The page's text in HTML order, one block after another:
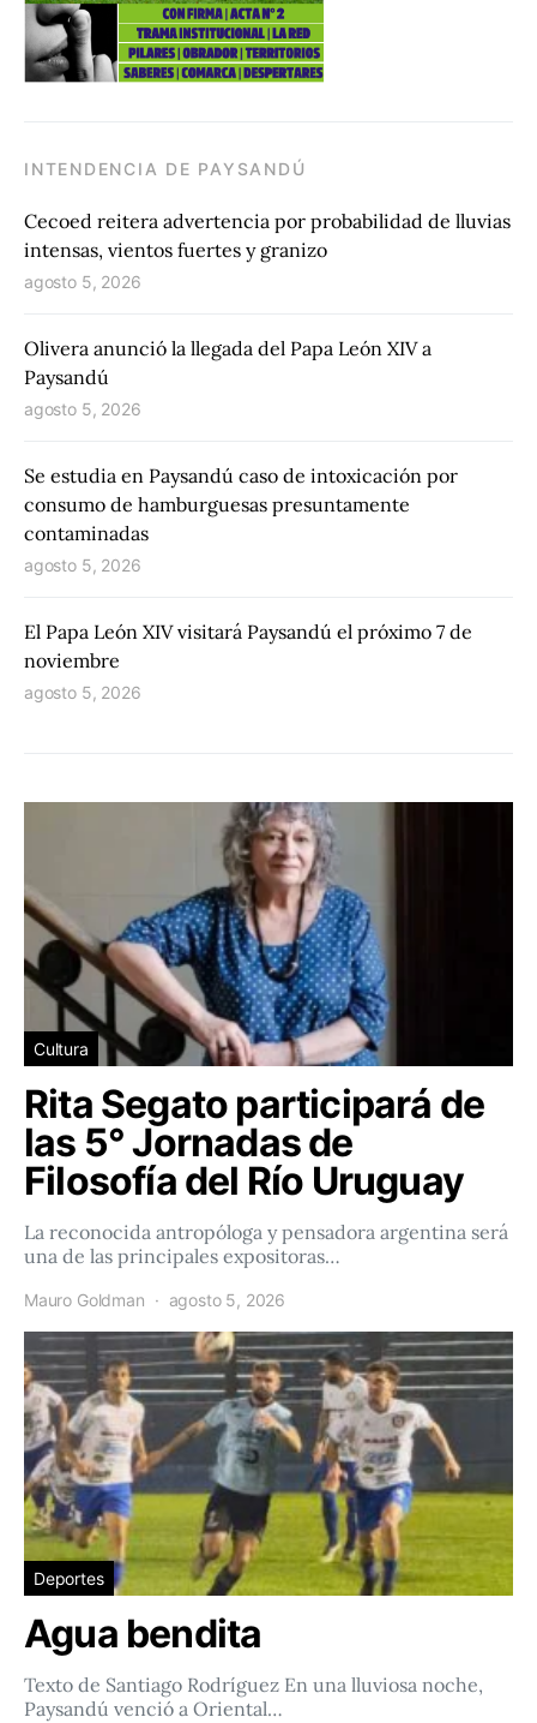
INTENDENCIA DE PAYSANDÚ
Cecoed reitera advertencia por probabilidad de lluvias
intensas, vientos fuertes y granizo
agosto 5, 2026
Olivera anunció la llegada del Papa León XIV a
Paysandú
agosto 5, 2026
Se estudia en Paysandú caso de intoxicación por
consumo de hamburguesas presuntamente
contaminadas
agosto 5, 2026
El Papa León XIV visitará Paysandú el próximo 7 de
noviembre
agosto 5, 2026
Cultura
Rita Segato participará de
las 5° Jornadas de
Filosofía del Río Uruguay
La reconocida antropóloga y pensadora argentina será
una de las principales expositoras…
Mauro Goldman agosto 5, 2026
Deportes
Agua bendita
Texto de Santiago Rodríguez En una lluviosa noche,
Paysandú venció a Oriental…